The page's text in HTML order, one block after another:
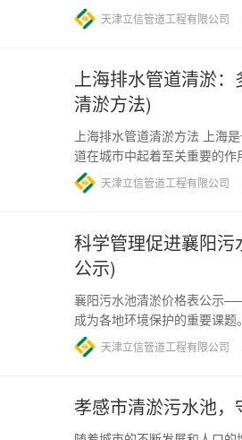
境带来了巨大压力。其中，污…
天津立信管道工程有限公司
上海排水管道清淤
清淤方法)
上海排水管道清淤方法 上海
道在城市中起着至关重要的
环境卫生和人民健康。但是
天津立信管道工程有限公司
科学管理促进襄阳
公示)
襄阳污水池清淤价格表公示
成为各地环境保护的重要课
更是不容忽视。在污水处理
天津立信管道工程有限公司
孝感市清淤污水池